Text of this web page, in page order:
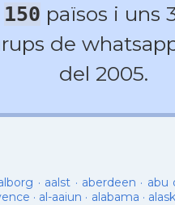
150 països i uns
de
del 2005.
· aalst · aberdeen · abu
· al-aaiun · alabama ·